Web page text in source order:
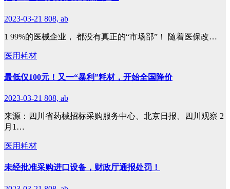
2023-03-21 808, ab
1 99%的医械企业， 都没有真正的“市场部”！ 随着医保改…
医用耗材
最低仅100元！又一“暴利”耗材，开始全国降价
2023-03-21 808, ab
来源：四川省药械招标采购服务中心、北京日报、四川观察 2
月1…
医用耗材
未经批准采购进口设备，财政厅通报处罚！